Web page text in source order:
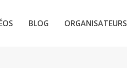
BLOG ORGANISATEURS